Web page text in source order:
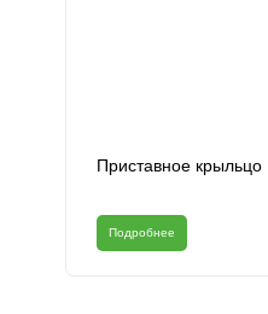
Приставное крыльцо
Подробнее